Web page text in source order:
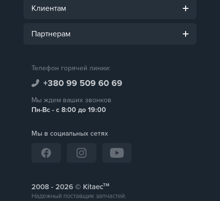
Клиентам
Партнерам
Телефон горячей линии:
+380 99 509 60 69
Мы ждем ваших звонков
Пн-Вс - с 8:00 до 19:00
Мы в социальных сетях
2008 - © Kitaecтм
Надежный поставщик запчастей.